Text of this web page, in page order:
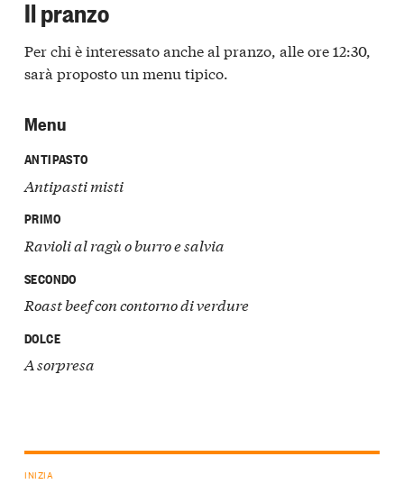
Il pranzo
Per chi è interessato anche al pranzo, alle ore 12:30,
sarà proposto un menu tipico.
Menu
ANTIPASTO
Antipasti misti
PRIMO
Ravioli al ragù o burro e salvia
SECONDO
Roast beef con contorno di verdure
DOLCE
A sorpresa
INIZIA